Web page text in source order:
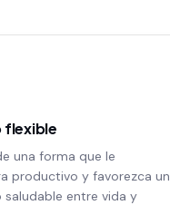
flexible
una forma que le
productivo y favorezca un
saludable entre vida y